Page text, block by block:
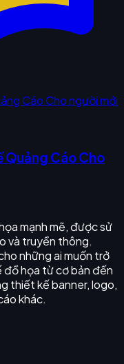
Quảng Cáo Cho
mạnh mẽ, được sử
và truyền thông.
những ai muốn trở
họa từ cơ bản đến
thiết kế banner, logo,
khác.